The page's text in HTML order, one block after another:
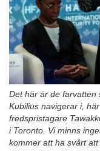
Det här är de farvatten
Kubilius navigerar i,
fredspristagare
i Toronto. Vi minns
kommer att ha svårt att